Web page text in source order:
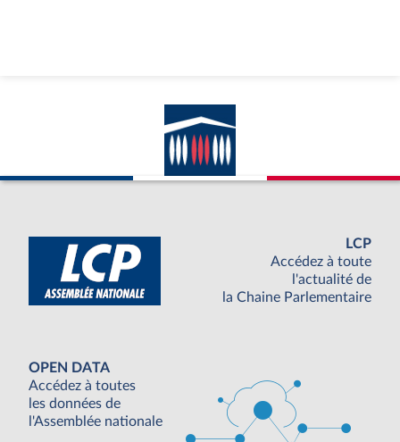
LCP
Accédez à toute
l'actualité de
la Chaine Parlementaire
OPEN DATA
Accédez à toutes
les données de
l'Assemblée nationale